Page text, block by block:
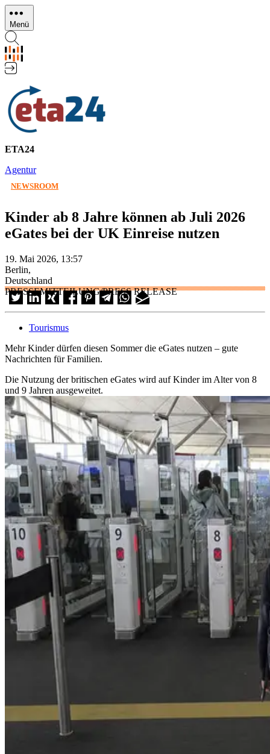
Direkt
zum
Inhalt
Menü
ETA24
Agentur
NEWSROOM
Kinder ab 8 Jahre können ab Juli 2026
eGates bei der UK Einreise nutzen
19. Mai 2026, 13:57
Berlin,
Deutschland
PRESSEMITTEILUNG/PRESS RELEASE
Tourismus
Mehr Kinder dürfen diesen Sommer die eGates nutzen – gute
Nachrichten für Familien.
Die Nutzung der britischen eGates wird auf Kinder im Alter von 8
und 9 Jahren ausgeweitet.